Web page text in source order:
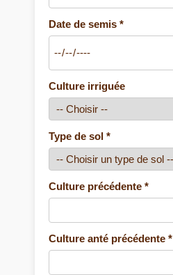
Date de semis *
Culture irriguée
Type de sol *
Culture précédente *
Culture anté précédente *